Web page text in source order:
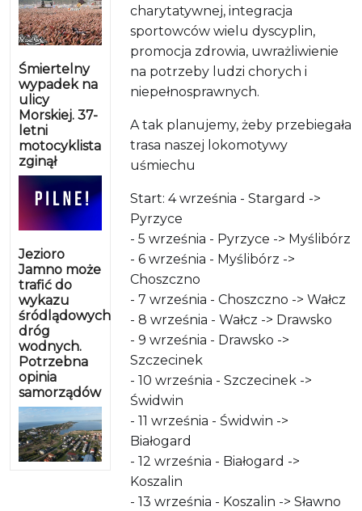
Śmiertelny
wypadek na
ulicy
Morskiej. 37-
letni
motocyklista
zginął
Jezioro
Jamno może
trafić do
wykazu
śródlądowych
dróg
wodnych.
Potrzebna
opinia
samorządów
charytatywnej, integracja
sportowców wielu dyscyplin,
promocja zdrowia, uwrażliwienie
na potrzeby ludzi chorych i
niepełnosprawnych.
A tak planujemy, żeby przebiegała
trasa naszej lokomotywy
uśmiechu
Start: 4 września - Stargard ->
Pyrzyce
- 5 września - Pyrzyce -> Myślibórz
- 6 września - Myślibórz ->
Choszczno
- 7 września - Choszczno -> Wałcz
- 8 września - Wałcz -> Drawsko
- 9 września - Drawsko ->
Szczecinek
- 10 września - Szczecinek ->
Świdwin
- 11 września - Świdwin ->
Białogard
- 12 września - Białogard ->
Koszalin
- 13 września - Koszalin -> Sławno